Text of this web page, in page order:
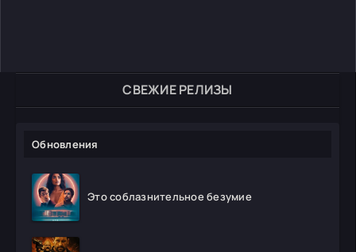
СВЕЖИЕ РЕЛИЗЫ
Обновления
Это соблазнительное безумие